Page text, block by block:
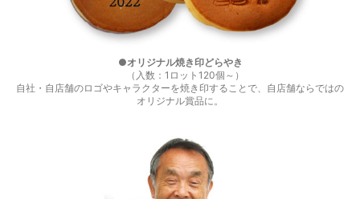
●オリジナル焼き印どらやき
（入数：1ロット120個～）
自社・自店舗のロゴやキャラクターを焼き印することで、自店舗ならではの
オリジナル賞品に。